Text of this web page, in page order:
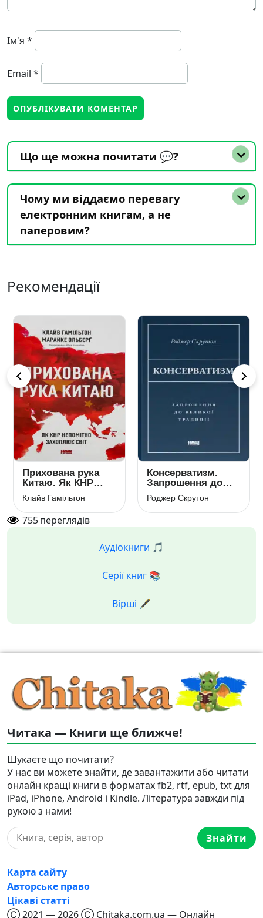
Ім'я *
Email *
Що ще можна почитати 💬?
Чому ми віддаємо перевагу
електронним книгам, а не
паперовим?
Рекомендації
Прихована рука
Китаю. Як КНР
непомітно
захоплює світ
Клайв Гамільтон
Консерватизм.
Запрошення до
великої традиції
Роджер Скрутон
755переглядів
Аудіокниги 🎵
Серії книг 📚
Вірші 🖋️
Читака — Книги ще ближче!
Шукаєте що почитати?
У нас ви можете знайти, де завантажити або читати
онлайн кращі книги в форматах fb2, rtf, epub, txt для
iPad, iPhone, Android і Kindle. Література завжди під
рукою з нами!
Знайти
Карта сайту
Авторське право
Цікаві статті
Ⓒ 2021 — 2026 Ⓒ Chitaka.com.ua — Онлайн